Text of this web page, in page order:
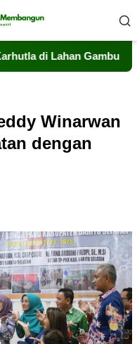
Gambut Timpah
Winarwan
dengan